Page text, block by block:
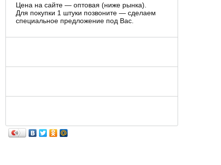
Цена на сайте — оптовая (ниже рынка).
Для покупки 1 штуки позвоните — сделаем
специальное предложение под Вас.